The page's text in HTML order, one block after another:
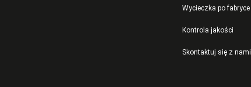
Wycieczka po fabryce
Kontrola jakości
Skontaktuj się z nami